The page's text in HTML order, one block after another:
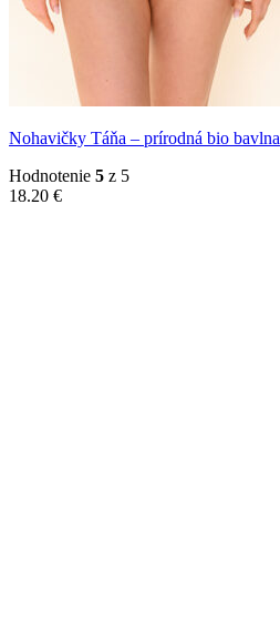
Nohavičky Táňa – prírodná bio bavlna
Hodnotenie 5 z 5
18.20 €